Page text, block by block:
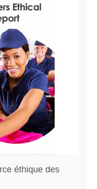
éthique des